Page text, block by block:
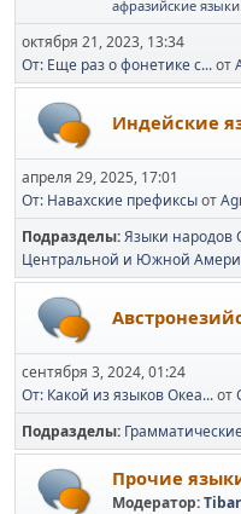
афразийские языки
октября 21, 2023, 13:34
От: Еще раз о фонетике с...от
Индейские
апреля 29, 2025, 17:01
От: Навахские префиксыот
Подразделы Языки народов
Центральной и Южной
сентября 3, 2024, 01:24
От: Какой из языков Океа...от
Подразделы
Прочие
Модератор: